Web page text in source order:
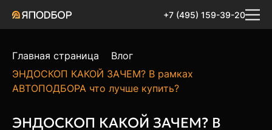
+7 (495) 159-39-20
Главная страница
Влог
ЭНДОСКОП КАКОЙ ЗАЧЕМ? В рамках
АВТОПОДБОРА что лучше купить?
ЭНДОСКОП КАКОЙ ЗАЧЕМ? В